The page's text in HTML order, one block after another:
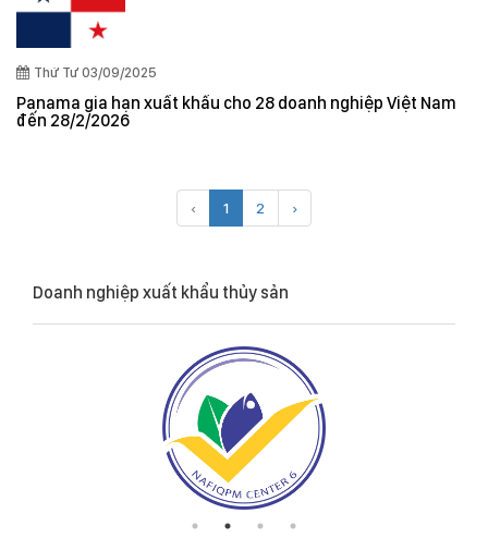
Thứ Tư 03/09/2025
Panama gia hạn xuất khẩu cho 28 doanh nghiệp Việt Nam
đến 28/2/2026
‹ 1 2 ›
Doanh nghiệp xuất khẩu thủy sản